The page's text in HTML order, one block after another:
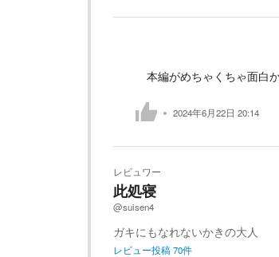
本編がめちゃくちゃ面白
2024年6月22日 20:14
レビュワー
此処寝
@suisen4
ガキにもなれないかきの大人
レビュー投稿70件